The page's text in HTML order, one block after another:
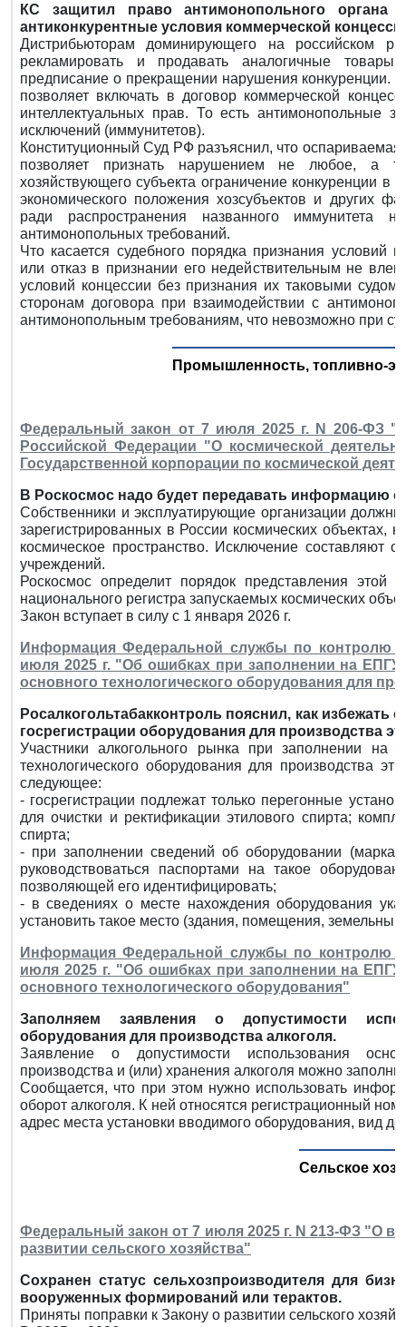
КС защитил право антимонопольного органа
антиконкурентные условия коммерческой
Дистрибьюторам доминирующего на российском
рекламировать и продавать аналогичные
предписание о прекращении нарушения конкуренции.
позволяет включать в договор коммерческой
интеллектуальных прав. То есть антимонопольные
исключений (иммунитетов).
Конституционный Суд РФ разъяснил, что оспариваемая
позволяет признать нарушением не любое, а
хозяйствующего субъекта ограничение конкуренции в
экономического положения хозсубъектов и других
ради распространения названного иммунитета
антимонопольных требований.
Что касается судебного порядка признания условий
или отказ в признании его недействительным не
условий концессии без признания их таковыми
сторонам договора при взаимодействии с
антимонопольным требованиям, что невозможно при
Промышленность, топливно-
Федеральный закон от 7 июля 2025 г. N 206-ФЗ
Российской Федерации "О космической
Государственной корпорации по космической
В Роскосмос надо будет передавать информацию о
Собственники и эксплуатирующие организации
зарегистрированных в России космических объектах,
космическое пространство. Исключение
учреждений.
Роскосмос определит порядок представления этой
национального регистра запускаемых космических
Закон вступает в силу с 1 января 2026 г.
Информация Федеральной службы по контролю
июля 2025 г. "Об ошибках при заполнении на ЕПГУ
основного технологического оборудования для
Росалкогольтабакконтроль пояснил, как
госрегистрации оборудования для производства
Участники алкогольного рынка при заполнении на
технологического оборудования для производства
следующее:
- госрегистрации подлежат только перегонные
для очистки и ректификации этилового спирта;
спирта;
- при заполнении сведений об оборудовании (марка
руководствоваться паспортами на такое
позволяющей его идентифицировать;
- в сведениях о месте нахождения оборудования
установить такое место (здания, помещения, земельный
Информация Федеральной службы по контролю
июля 2025 г. "Об ошибках при заполнении на
основного технологического оборудования"
Заполняем заявления о допустимости
оборудования для производства алкоголя.
Заявление о допустимости использования
производства и (или) хранения алкоголя можно
Сообщается, что при этом нужно использовать
оборот алкоголя. К ней относятся регистрационный
адрес места установки вводимого оборудования, вид
Сельское
Федеральный закон от 7 июля 2025 г. N 213-ФЗ "О
развитии сельского хозяйства"
Сохранен статус сельхозпроизводителя для
вооруженных формирований или терактов.
Приняты поправки к Закону о развитии сельского